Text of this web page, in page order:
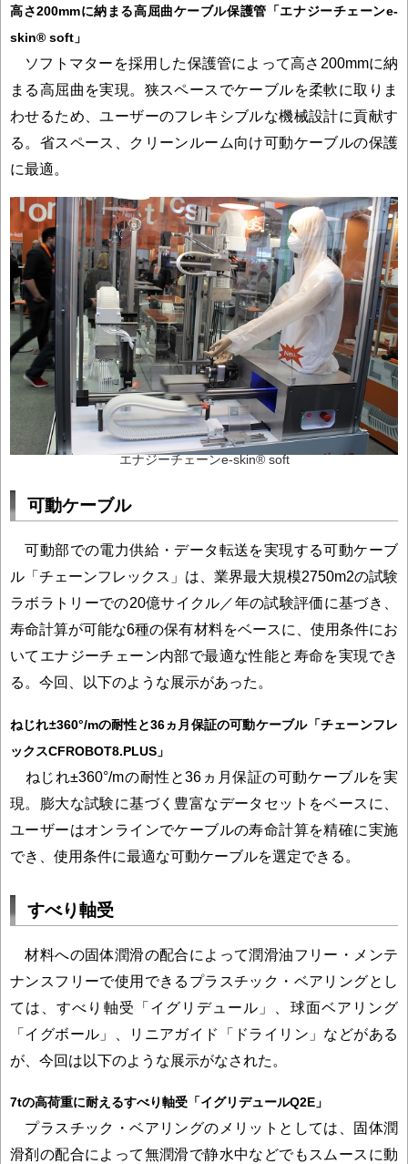
高さ200mmに納まる高屈曲ケーブル保護管「エナジーチェーンe-
skin® soft」
ソフトマターを採用した保護管によって高さ200mmに納
まる高屈曲を実現。狭スペースでケーブルを柔軟に取りま
わせるため、ユーザーのフレキシブルな機械設計に貢献す
る。省スペース、クリーンルーム向け可動ケーブルの保護
に最適。
エナジーチェーンe-skin® soft
可動ケーブル
可動部での電力供給・データ転送を実現する可動ケーブ
ル「チェーンフレックス」は、業界最大規模2750m2の試験
ラボラトリーでの20億サイクル／年の試験評価に基づき、
寿命計算が可能な6種の保有材料をベースに、使用条件にお
いてエナジーチェーン内部で最適な性能と寿命を実現でき
る。今回、以下のような展示があった。
ねじれ±360°/mの耐性と36ヵ月保証の可動ケーブル「チェーンフレ
ックスCFROBOT8.PLUS」
ねじれ±360°/mの耐性と36ヵ月保証の可動ケーブルを実
現。膨大な試験に基づく豊富なデータセットをベースに、
ユーザーはオンラインでケーブルの寿命計算を精確に実施
でき、使用条件に最適な可動ケーブルを選定できる。
すべり軸受
材料への固体潤滑の配合によって潤滑油フリー・メンテ
ナンスフリーで使用できるプラスチック・ベアリングとし
ては、すべり軸受「イグリデュール」、球面ベアリング
「イグボール」、リニアガイド「ドライリン」などがある
が、今回は以下のような展示がなされた。
7tの高荷重に耐えるすべり軸受「イグリデュールQ2E」
プラスチック・ベアリングのメリットとしては、固体潤
滑剤の配合によって無潤滑で静水中などでもスムースに動